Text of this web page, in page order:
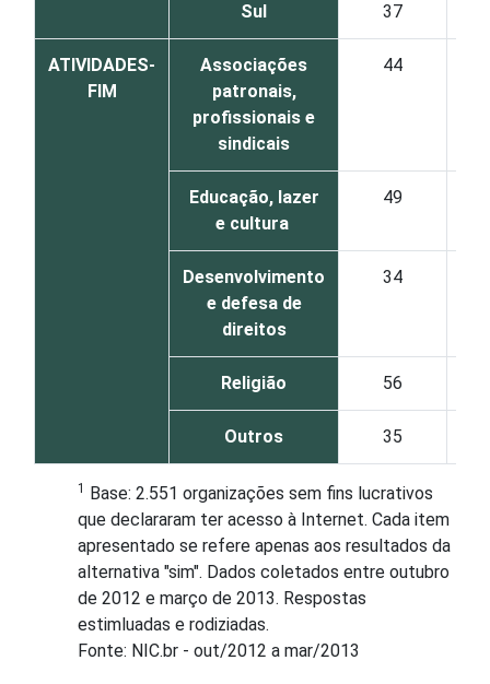
Sul 37
ATIVIDADES-
FIM
Associações
patronais,
profissionais e
sindicais
44
Educação, lazer
e cultura
49
Desenvolvimento
e defesa de
direitos
34
Religião 56
Outros 35
1 Base: 2.551 organizações sem fins lucrativos
que declararam ter acesso à Internet. Cada item
apresentado se refere apenas aos resultados da
alternativa "sim". Dados coletados entre outubro
de 2012 e março de 2013. Respostas
estimluadas e rodiziadas.
Fonte: NIC.br - out/2012 a mar/2013